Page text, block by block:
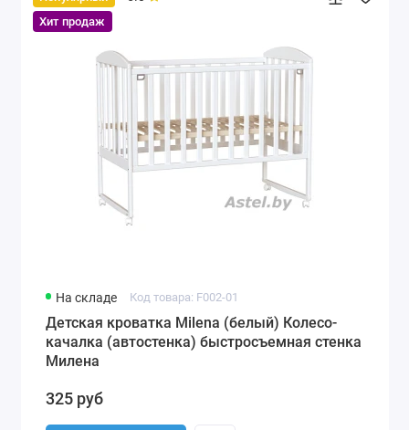
Хит продаж
На складе Код товара: F002-01
Детская кроватка Milena (белый) Колесо-
качалка (автостенка) быстросъемная стенка
Милена
325 руб